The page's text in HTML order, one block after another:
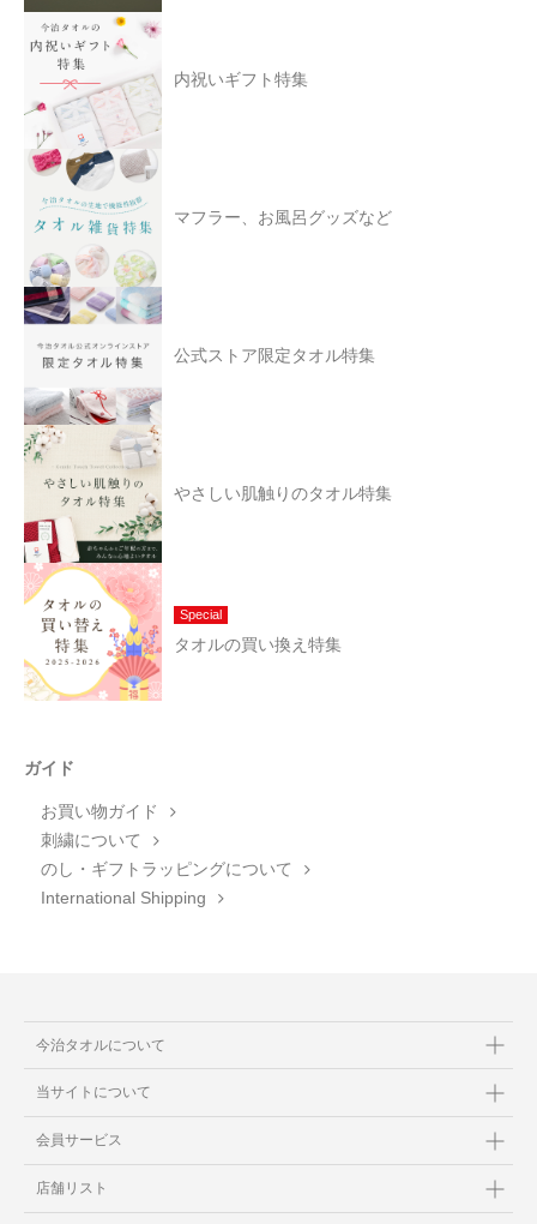
内祝いギフト特集
マフラー、お風呂グッズなど
公式ストア限定タオル特集
やさしい肌触りのタオル特集
Special
タオルの買い換え特集
ガイド
お買い物ガイド
刺繍について
のし・ギフトラッピングについて
International Shipping
今治タオルについて
当サイトについて
会員サービス
店舗リスト